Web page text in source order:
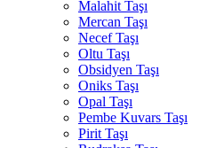
Malahit Taşı
Mercan Taşı
Necef Taşı
Oltu Taşı
Obsidyen Taşı
Oniks Taşı
Opal Taşı
Pembe Kuvars Taşı
Pirit Taşı